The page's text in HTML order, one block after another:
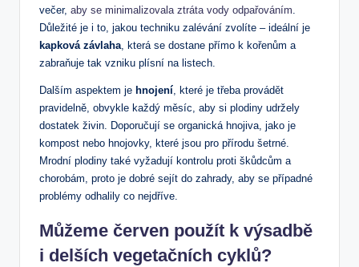
večer, aby se minimalizovala ztráta vody odpařováním.
Důležité je i to, jakou techniku zalévání zvolíte – ideální je
kapková závlaha, která se dostane přímo k kořenům a
zabraňuje tak vzniku plísní na listech.
Dalším aspektem je hnojení, které je třeba provádět
pravidelně, obvykle každý měsíc, aby si plodiny udržely
dostatek živin. Doporučují se organická hnojiva, jako je
kompost nebo hnojovky, které jsou pro přírodu šetrné.
Mrodní plodiny také vyžadují kontrolu proti škůdcům a
chorobám, proto je dobré sejít do zahrady, aby se případné
problémy odhalily co nejdříve.
Můžeme červen použít k výsadbě
i delších vegetačních cyklů?